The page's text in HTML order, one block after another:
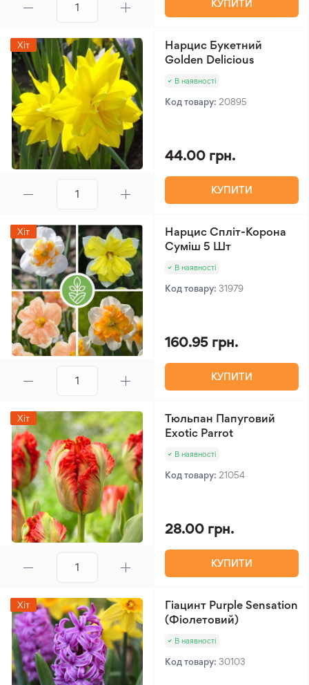
КУПИТИ
Хіт
Нарцис Букетний
Golden Delicious
В наявності
Код товару: 20895
44.00 грн.
КУПИТИ
Хіт
Нарцис Спліт-Корона
Суміш 5 Шт
В наявності
Код товару: 31979
160.95 грн.
КУПИТИ
Хіт
Тюльпан Папуговий
Exotic Parrot
В наявності
Код товару: 21054
28.00 грн.
КУПИТИ
Хіт
Гіацинт Purple Sensation
(Фіолетовий)
В наявності
Код товару: 30103